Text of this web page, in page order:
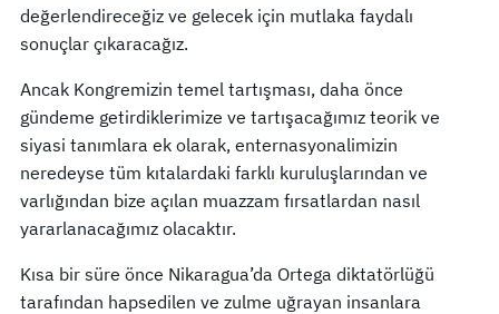
değerlendireceğiz ve gelecek için mutlaka faydalı
sonuçlar çıkaracağız.
Ancak Kongremizin temel tartışması, daha önce
gündeme getirdiklerimize ve tartışacağımız teorik ve
siyasi tanımlara ek olarak, enternasyonalimizin
neredeyse tüm kıtalardaki farklı kuruluşlarından ve
varlığından bize açılan muazzam fırsatlardan nasıl
yararlanacağımız olacaktır.
Kısa bir süre önce Nikaragua’da Ortega diktatörlüğü
tarafından hapsedilen ve zulme uğrayan insanlara